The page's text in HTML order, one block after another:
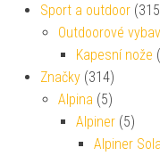
Sport a outdoor
Outdoorové
Kapesní nože
Značky (314)
Alpina (5)
Alpiner (5)
Alpiner